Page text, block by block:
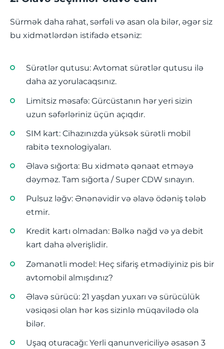
Sürmək daha rahat, sərfəli və asan ola bilər, əgər siz
bu xidmətlərdən istifadə etsəniz:
Sürətlər qutusu: Avtomat sürətlər qutusu ilə
daha az yorulacaqsınız.
Limitsiz məsafə: Gürcüstanın hər yeri sizin
uzun səfərləriniz üçün açıqdır.
SIM kart: Cihazınızda yüksək sürətli mobil
rabitə texnologiyaları.
Əlavə sığorta: Bu xidmətə qənaət etməyə
dəyməz. Tam sığorta / Super CDW sınayın.
Pulsuz ləğv: Ənənəvidir və əlavə ödəniş tələb
etmir.
Kredit kartı olmadan: Bəlkə nağd və ya debit
kart daha əlverişlidir.
Zəmanətli model: Heç sifariş etmədiyiniz pis bir
avtomobil almışdınız?
Əlavə sürücü: 21 yaşdan yuxarı və sürücülük
vəsiqəsi olan hər kəs sizinlə müqavilədə ola
bilər.
Uşaq oturacağı: Yerli qanunvericiliyə əsasən 3